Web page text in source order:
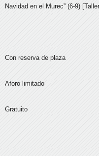
Navidad en el Murec” (6-9)
Con reserva de plaza
Aforo limitado
Gratuito